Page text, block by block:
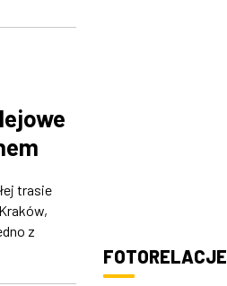
trasie
z
FOTORELACJE